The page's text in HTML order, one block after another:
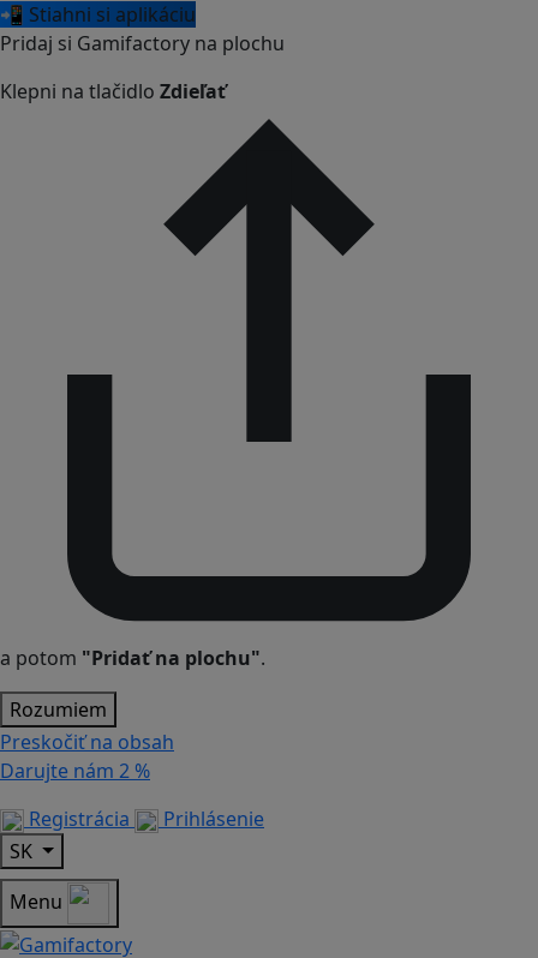
📲 Stiahni si aplikáciu
Pridaj si Gamifactory na plochu
Klepni na tlačidlo Zdieľať
a potom "Pridať na plochu".
Rozumiem
Preskočiť na obsah
Darujte nám 2 %
Registrácia
Prihlásenie
SK
Menu